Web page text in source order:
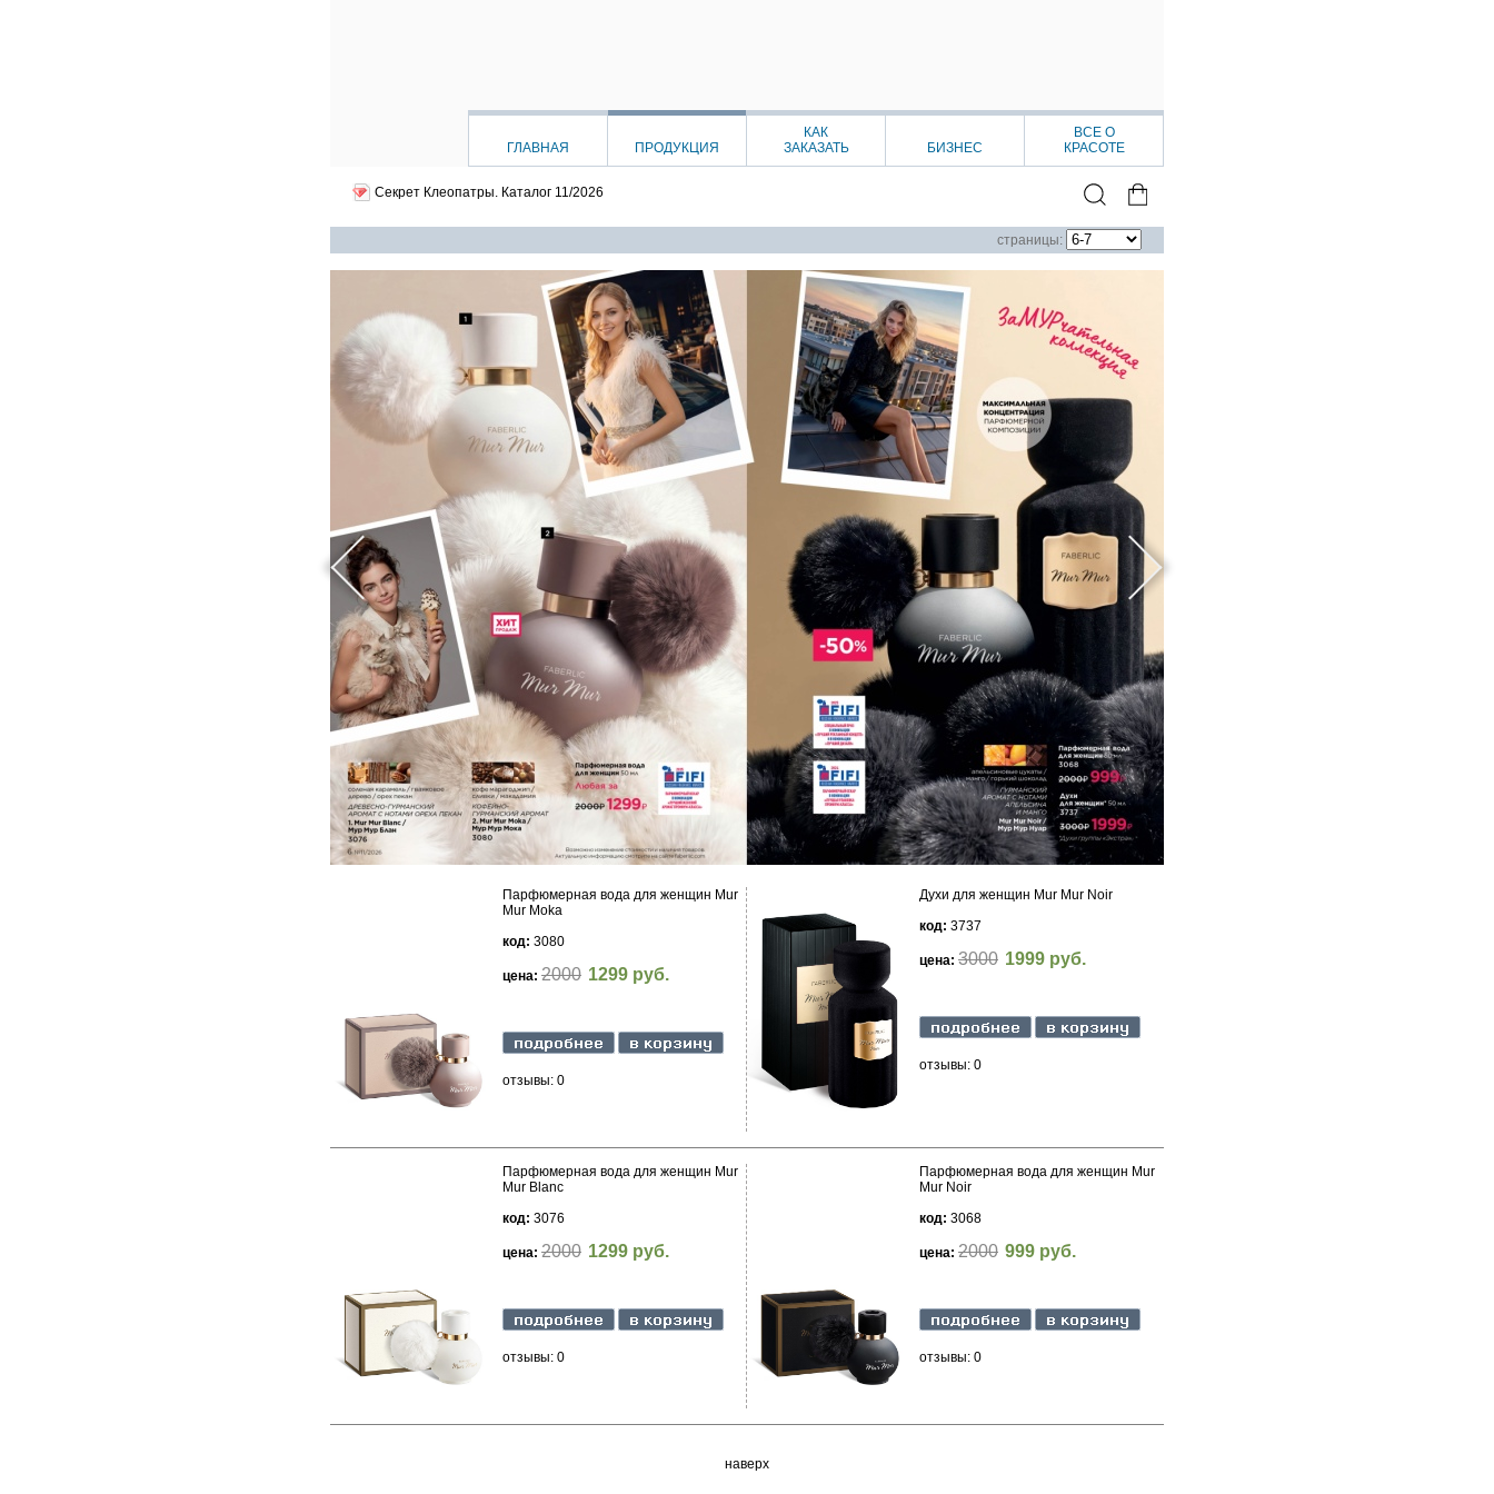
ГЛАВНАЯ ПРОДУКЦИЯ
КАК
ЗАКАЗАТЬ
БИЗНЕС
ВСЕ О
КРАСОТЕ
Секрет Клеопатры. Каталог 11/2026
страницы:
Парфюмерная вода для женщин Mur
Mur Moka
код: 3080
цена: 2000 1299 руб.
отзывы: 0
Духи для женщин Mur Mur Noir
код: 3737
цена: 3000 1999 руб.
отзывы: 0
Парфюмерная вода для женщин Mur
Mur Blanc
код: 3076
цена: 2000 1299 руб.
отзывы: 0
Парфюмерная вода для женщин Mur
Mur Noir
код: 3068
цена: 2000 999 руб.
отзывы: 0
наверх